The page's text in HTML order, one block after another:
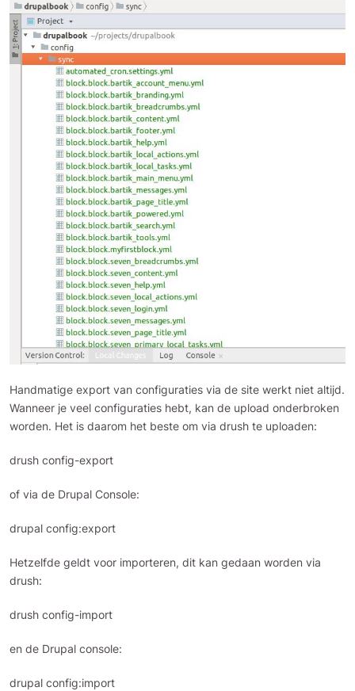
Handmatige export van configuraties via de site werkt niet altijd.
Wanneer je veel configuraties hebt, kan de upload onderbroken
worden. Het is daarom het beste om via drush te uploaden:
drush config-export
of via de Drupal Console:
drupal config:export
Hetzelfde geldt voor importeren, dit kan gedaan worden via
drush:
drush config-import
en de Drupal console:
drupal config:import